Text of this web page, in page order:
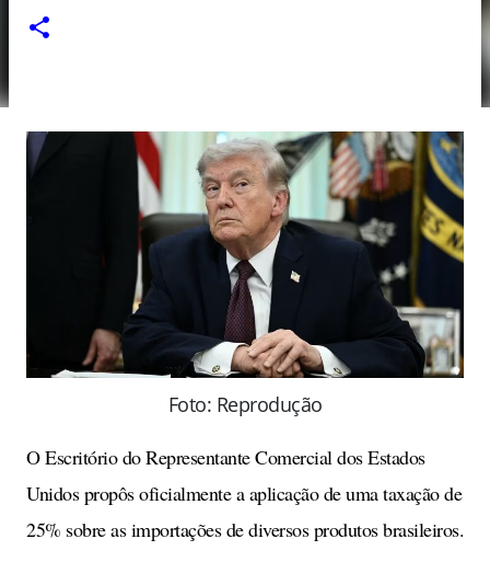
Foto: Reprodução
O Escritório do Representante Comercial dos Estados
Unidos propôs oficialmente a aplicação de uma taxação de
25% sobre as importações de diversos produtos brasileiros.